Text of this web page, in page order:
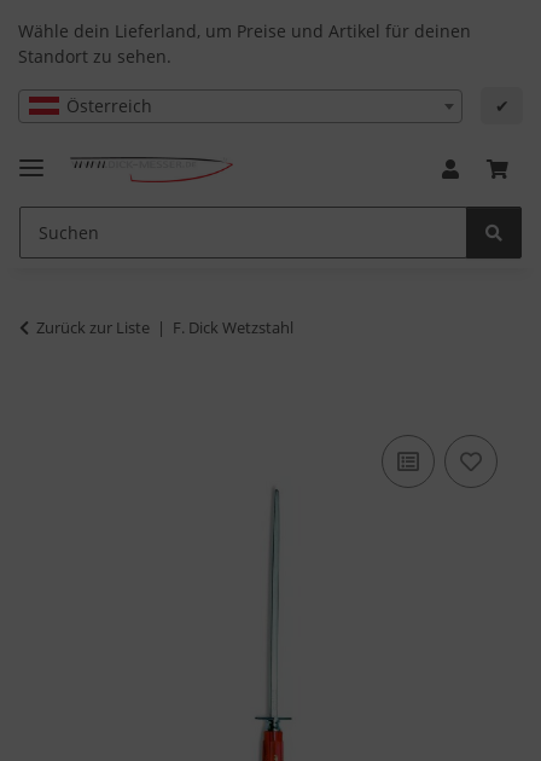
Wähle dein Lieferland, um Preise und Artikel für deinen
Standort zu sehen.
Österreich ✔
Zurück zur Liste F. Dick Wetzstahl